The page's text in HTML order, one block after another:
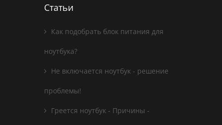
Статьи
Как подобрать блок питания для
ноутбука?
Не включается ноутбук - решение
проблемы!
Греется ноутбук - Причины -